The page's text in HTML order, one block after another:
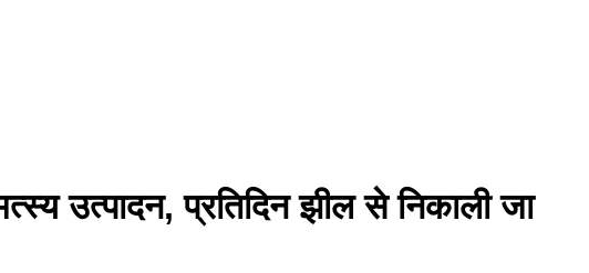
उत्पादन, प्रतिदिन झील से निकाली जा